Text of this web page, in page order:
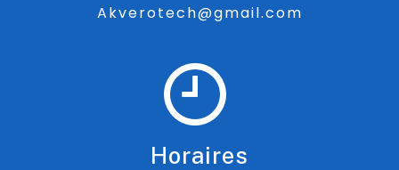
akverotech@gmail.com
Horaires